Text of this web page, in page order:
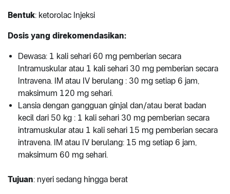
Bentuk: ketorolac Injeksi
Dosis yang direkomendasikan:
Dewasa: 1 kali sehari 60 mg pemberian secara
Intramuskular atau 1 kali sehari 30 mg pemberian secara
Intravena. IM atau IV berulang : 30 mg setiap 6 jam,
maksimum 120 mg sehari.
Lansia dengan gangguan ginjal dan/atau berat badan
kecil dari 50 kg : 1 kali sehari 30 mg pemberian secara
intramuskular atau 1 kali sehari 15 mg pemberian secara
intravena. IM atau IV berulang: 15 mg setiap 6 jam,
maksimum 60 mg sehari.
Tujuan: nyeri sedang hingga berat